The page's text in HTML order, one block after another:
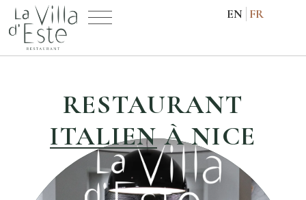
EN FR
RESTAURANT
ITALIENÀ NICE